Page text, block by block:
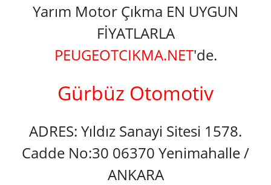
Yarım Motor Çıkma EN UYGUN
FİYATLARLA
PEUGEOTCIKMA.NET'de.
Gürbüz Otomotiv
ADRES: Yıldız Sanayi Sitesi 1578.
Cadde No:30 06370 Yenimahalle /
ANKARA